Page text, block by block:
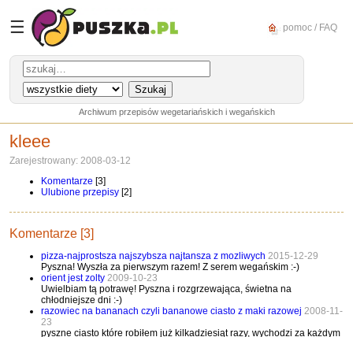
☰ pomoc / FAQ
Archiwum przepisów wegetariańskich i wegańskich
kleee
Zarejestrowany: 2008-03-12
Komentarze [3]
Ulubione przepisy [2]
Komentarze [3]
pizza-najprostsza najszybsza najtansza z mozliwych 2015-12-29
Pyszna! Wyszła za pierwszym razem! Z serem wegańskim :-)
orient jest zolty 2009-10-23
Uwielbiam tą potrawę! Pyszna i rozgrzewająca, świetna na
chłodniejsze dni :-)
razowiec na bananach czyli bananowe ciasto z maki razowej 2008-11-
23
pyszne ciasto które robiłem już kilkadziesiąt razy, wychodzi za każdym